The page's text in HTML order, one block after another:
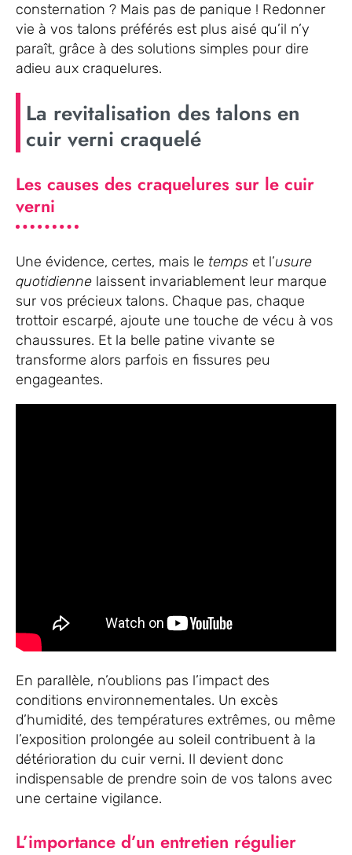
consternation ? Mais pas de panique ! Redonner
vie à vos talons préférés est plus aisé qu’il n’y
paraît, grâce à des solutions simples pour dire
adieu aux craquelures.
La revitalisation des talons en
cuir verni craquelé
Les causes des craquelures sur le cuir
verni
Une évidence, certes, mais le temps et l’usure
quotidienne laissent invariablement leur marque
sur vos précieux talons. Chaque pas, chaque
trottoir escarpé, ajoute une touche de vécu à vos
chaussures. Et la belle patine vivante se
transforme alors parfois en fissures peu
engageantes.
En parallèle, n’oublions pas l’impact des
conditions environnementales. Un excès
d’humidité, des températures extrêmes, ou même
l’exposition prolongée au soleil contribuent à la
détérioration du cuir verni. Il devient donc
indispensable de prendre soin de vos talons avec
une certaine vigilance.
L’importance d’un entretien régulier